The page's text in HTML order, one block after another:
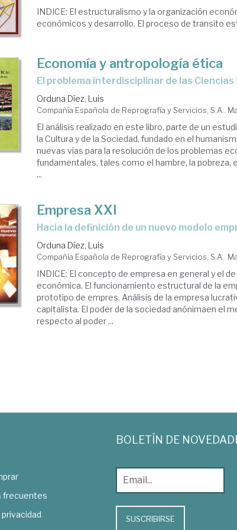
INDICE: El estructuralismo y la organización
económicos y desarrollo. El proceso de transito
Economía y antropología ética
el problema interdisciplinar de las Ciencias
Orduna Díez, Luis
Compañía Española de Reprografía y Servicios, S.A..
El análisis realizado en este libro, parte de un
la Cultura y de la Sociedad, fundado en el
nuevas vías para la resolución de los problemas
fundamentales, tales como el hambre, la pobreza,
...
Empresa XXI
hacia la definición de un nuevo modelo
Orduna Díez, Luis
Compañía Española de Reprografía y Servicios, S.A..
INDICE: El concepto de empresa en general y el
económica. El funcionamiento estructural de la
prototipo de empres. Análisis de la empresa
capitalista. El poder de la sociedad anónimaen el
respecto al poder ...
frecuentes
BOLETÍN DE
SUSCRIBIRSE